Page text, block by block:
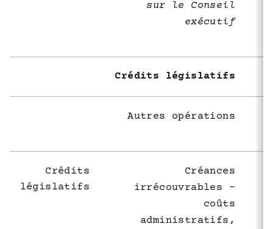
sur le Conseil
exécutif
Crédits législatifs
Autres opérations
Crédits
législatifs
Créances
irrécouvrables -
coûts
administratifs,